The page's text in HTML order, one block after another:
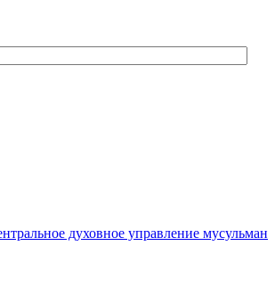
духовное управление мусульман